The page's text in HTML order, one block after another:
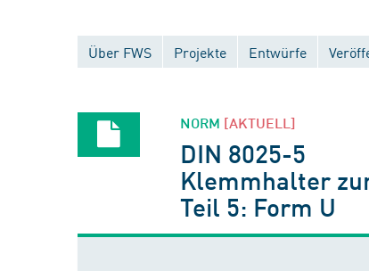
Über FWS Projekte Entwürfe
NORM [AKTUELL]
DIN 8025-5
Klemmhalter
Teil 5: Form U